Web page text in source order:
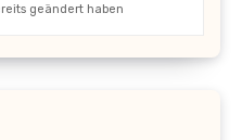
geändert haben